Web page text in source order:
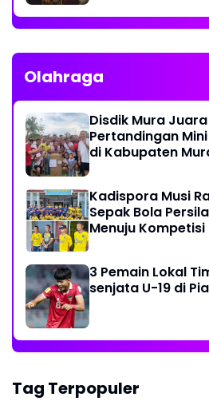
Olahraga
Disdik Mura
Pertandingan
di Kabupaten
Kadispora Musi
Sepak Bola
Menuju
3 Pemain Lokal
senjata U-19 di
Tag Terpopuler